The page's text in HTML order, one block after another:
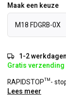
Maak een keuze
M18 FDGRB-0X
1-2
Gratis verzending
RAPIDSTOP™-
Lees meer